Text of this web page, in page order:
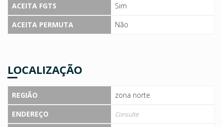
ACEITA FGTS
Sim
ACEITA PERMUTA
Não
LOCALIZAÇÃO
REGIÃO
zona norte
ENDEREÇO
Consulte